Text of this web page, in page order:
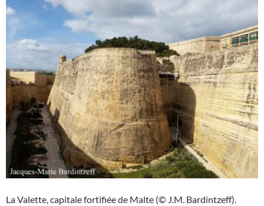
La Valette, capitale fortifiée de Malte (© J.M. Bardintzeff).